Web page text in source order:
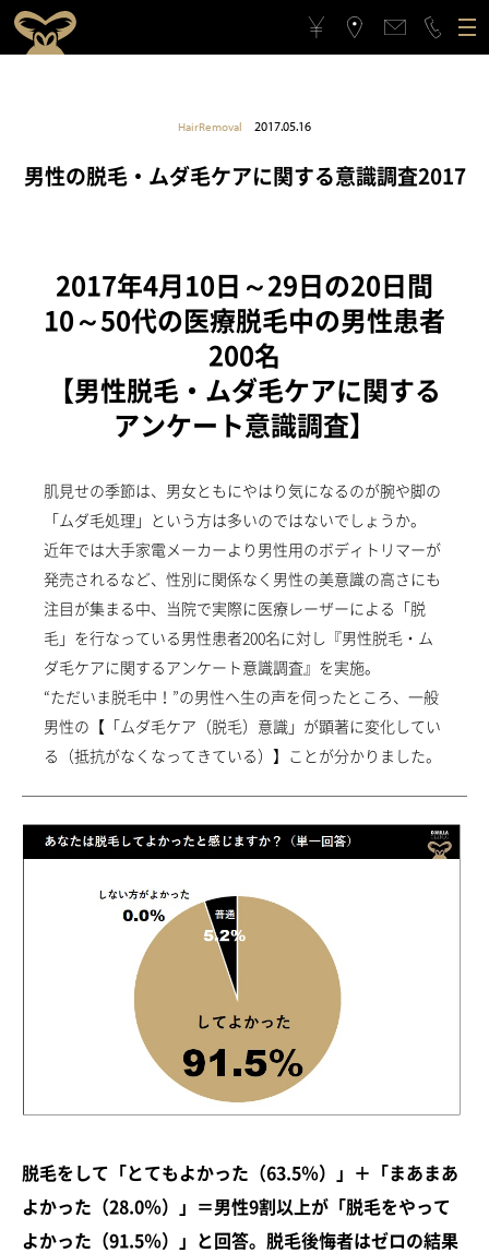
スタッフの思い
スポーツ応援活動
CSRの取り組み
スタッフの思い
スポーツ応援活動
調査データアーカイブ
未成年者さまのご契約について
治療症例
メンバーシップギフト
各種セミナーの開催
新着情報一覧
セミナー情報一覧
採用情報
初めてご来院の方
0120-987-118
診察券をお持ちの方
各院フリーダイヤル一覧
ご予約・ご相談フォーム
診療時間：11時-20時
HairRemoval 2017.05.16
男性の脱毛・ムダ毛ケアに関する意識調査2017
2017年4月10日～29日の20日間
10～50代の医療脱毛中の男性患者
200名
【男性脱毛・ムダ毛ケアに関する
アンケート意識調査】
肌見せの季節は、男女ともにやはり気になるのが腕や脚の
「ムダ毛処理」という方は多いのではないでしょうか。
近年では大手家電メーカーより男性用のボディトリマーが
発売されるなど、性別に関係なく男性の美意識の高さにも
注目が集まる中、当院で実際に医療レーザーによる「脱
毛」を行なっている男性患者200名に対し『男性脱毛・ム
ダ毛ケアに関するアンケート意識調査』を実施。
“ただいま脱毛中！”の男性へ生の声を伺ったところ、一般
男性の【「ムダ毛ケア（脱毛）意識」が顕著に変化してい
る（抵抗がなくなってきている）】ことが分かりました。
脱毛をして「とてもよかった（63.5％）」＋「まあまあ
よかった（28.0％）」＝男性9割以上が「脱毛をやって
よかった（91.5％）」と回答。 脱毛後悔者はゼロの結果